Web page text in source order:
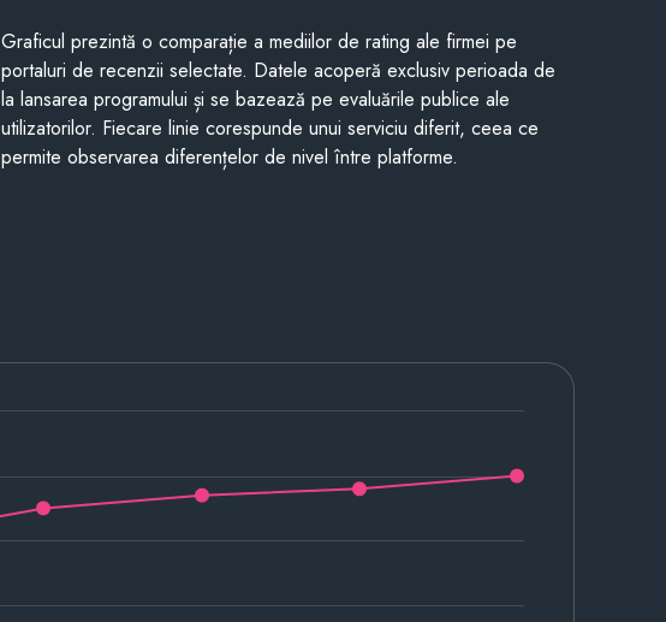
Graficul prezintă o comparație a mediilor de rating ale firmei pe
portaluri de recenzii selectate. Datele acoperă exclusiv perioada de
la lansarea programului și se bazează pe evaluările publice ale
utilizatorilor. Fiecare linie corespunde unui serviciu diferit, ceea ce
permite observarea diferențelor de nivel între platforme.